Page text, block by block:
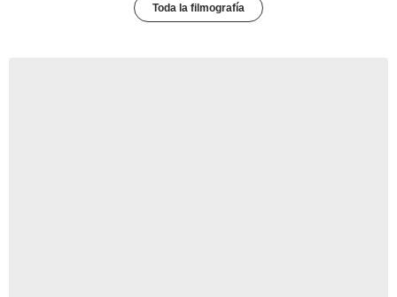
Toda la filmografía